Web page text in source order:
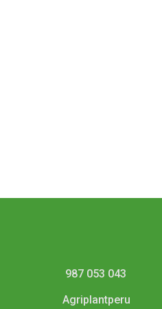
987 053 043
Agriplantperu